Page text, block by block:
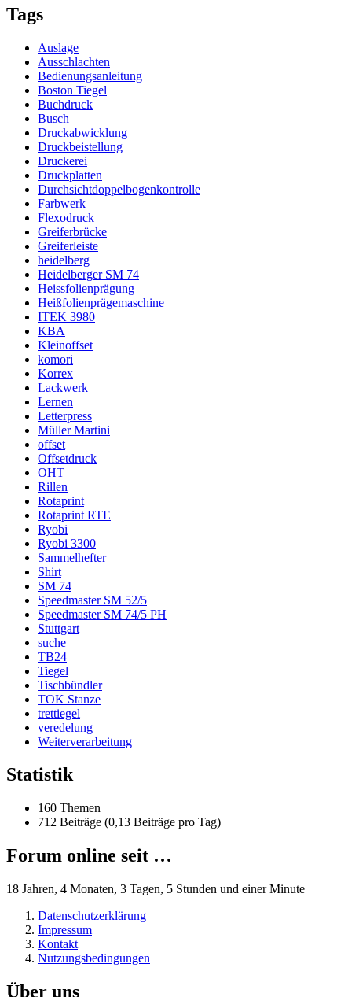
Tags
Auslage
Ausschlachten
Bedienungsanleitung
Boston Tiegel
Buchdruck
Busch
Druckabwicklung
Druckbeistellung
Druckerei
Druckplatten
Durchsichtdoppelbogenkontrolle
Farbwerk
Flexodruck
Greiferbrücke
Greiferleiste
heidelberg
Heidelberger SM 74
Heissfolienprägung
Heißfolienprägemaschine
ITEK 3980
KBA
Kleinoffset
komori
Korrex
Lackwerk
Lernen
Letterpress
Müller Martini
offset
Offsetdruck
OHT
Rillen
Rotaprint
Rotaprint RTE
Ryobi
Ryobi 3300
Sammelhefter
Shirt
SM 74
Speedmaster SM 52/5
Speedmaster SM 74/5 PH
Stuttgart
suche
TB24
Tiegel
Tischbündler
TOK Stanze
trettiegel
veredelung
Weiterverarbeitung
Statistik
160 Themen
712 Beiträge (0,13 Beiträge pro Tag)
Forum online seit …
18 Jahren, 4 Monaten, 3 Tagen, 5 Stunden und einer Minute
Datenschutzerklärung
Impressum
Kontakt
Nutzungsbedingungen
Über uns